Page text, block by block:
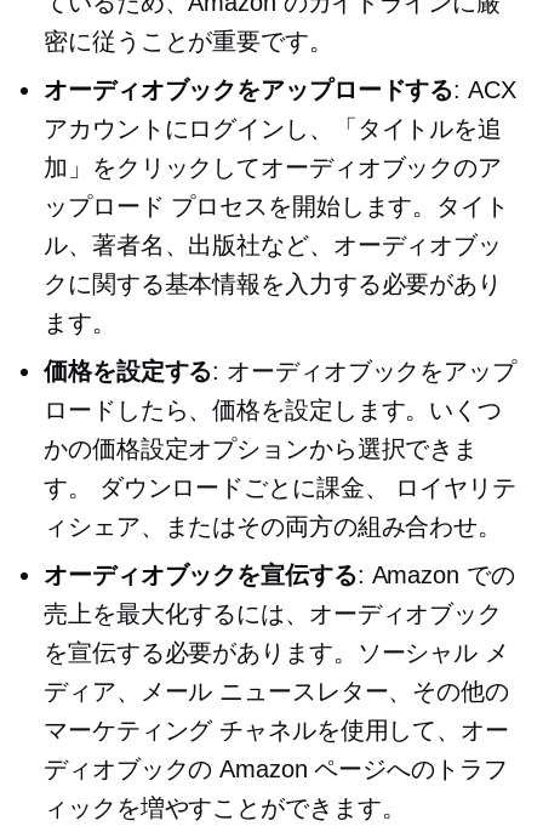
密に従うことが重要です。
オーディオブックをアップロードする: ACX
アカウントにログインし、「タイトルを追
加」をクリックしてオーディオブックのア
ップロード プロセスを開始します。タイト
ル、著者名、出版社など、オーディオブッ
クに関する基本情報を入力する必要があり
ます。
価格を設定する: オーディオブックをアップ
ロードしたら、価格を設定します。いくつ
かの価格設定オプションから選択できま
す。
ダウンロードごとに課金、
ロイヤリテ
ィシェア、またはその両方の組み合わせ。
オーディオブックを宣伝する: Amazon での
売上を最大化するには、オーディオブック
を宣伝する必要があります。ソーシャル メ
ディア、メール ニュースレター、その他の
マーケティング チャネルを使用して、オー
ディオブックの Amazon ページへのトラフ
ィックを増やすことができます。